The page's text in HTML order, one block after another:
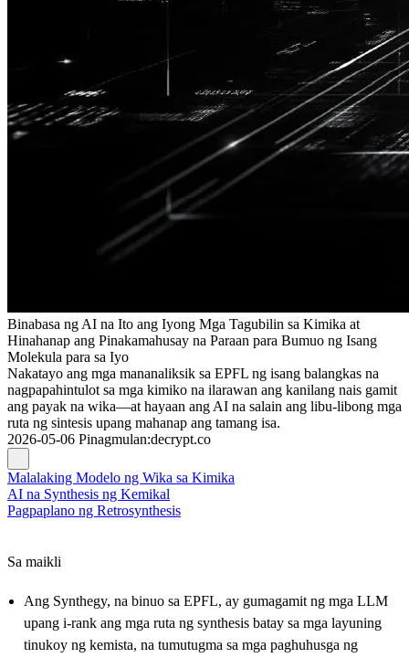
Binabasa ng AI na Ito ang Iyong Mga Tagubilin sa Kimika at
Hinahanap ang Pinakamahusay na Paraan para Bumuo ng Isang
Molekula para sa Iyo
Nakatayo ang mga mananaliksik sa EPFL ng isang balangkas na
nagpapahintulot sa mga kimiko na ilarawan ang kanilang nais gamit
ang payak na wika—at hayaan ang AI na salain ang libu-libong mga
ruta ng sintesis upang mahanap ang tamang isa.
2026-05-06 Pinagmulan:decrypt.co
Malalaking Modelo ng Wika sa Kimika
AI na Synthesis ng Kemikal
Pagpaplano ng Retrosynthesis
Sa maikli
Ang Synthegy, na binuo sa EPFL, ay gumagamit ng mga LLM
upang i-rank ang mga ruta ng synthesis batay sa mga layuning
tinukoy ng kemista, na tumutugma sa mga paghuhusga ng